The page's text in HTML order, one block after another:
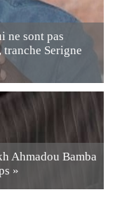
ne sont pas
Serigne
Ahmadou Bamba
»